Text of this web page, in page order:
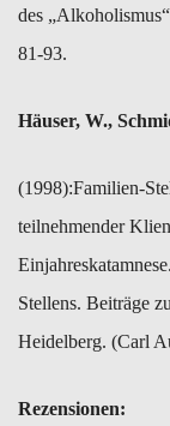
des
81-93.
Häuser, W.,
(1998):​Familien-
teilnehmender
Stellens. Beiträge
Heidelberg. (Carl
Rezensionen: